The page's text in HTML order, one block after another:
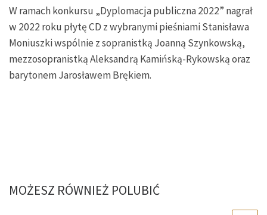
W ramach konkursu „Dyplomacja publiczna 2022” nagrał
w 2022 roku płytę CD z wybranymi pieśniami Stanisława
Moniuszki wspólnie z sopranistką Joanną Szynkowską,
mezzosopranistką Aleksandrą Kamińską-Rykowską oraz
barytonem Jarosławem Brękiem.
MOŻESZ RÓWNIEŻ POLUBIĆ